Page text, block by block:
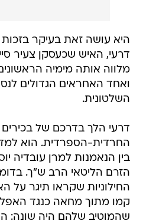
היא עושה זאת בעיקר
דרעי, האיש שכעסקן צעיר
ואחד האחראים הגדולים
השלטונית.
דרעי הלך בדרכם של
החרדית-הספרדית. הוא למד
בין הנאמנות למרן עובדיה
הזרם הליטאי הרב ש"ך.
החילוניות שקראו תיגר על
קמו מתוך מחאה כנגד
שהמוטיב שלהם היה שונה: